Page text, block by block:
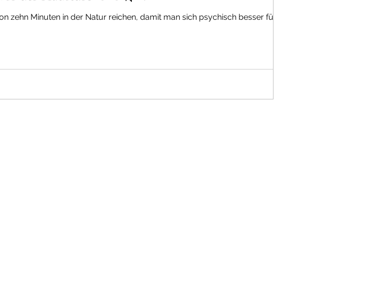
zehn Minuten in der Natur reichen, damit man sich psychisch besser fühlt.